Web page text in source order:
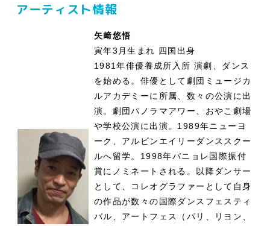
アーティスト情報
矢﨑悠悟
寅年3月生まれ 四国出身
1981年俳優養成所入所 演劇、ダンス
を始める。俳優として劇団ミュージカ
ルアカデミーに所属、数々の公演に出
演。劇団パノラマアワー、おやこ劇場
や学校公演に出演。1989年ニューヨ
ーク、アルビンエイリーダンススクー
ルへ留学。1998年バニョレ国際振付
賞にノミネートされる。以降ダンサー
として、コレオグラファーとして自身
の作品が数々の国際ダンスフェスティ
バル、アートフェス（パリ、リヨン、